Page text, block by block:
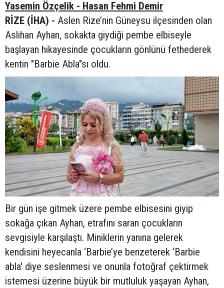
Yasemin Özçelik - Hasan Fehmi Demir
RİZE (İHA) - Aslen Rize’nin Güneysu ilçesinden olan
Aslıhan Ayhan, sokakta giydiği pembe elbiseyle
başlayan hikayesinde çocukların gönlünü fethederek
kentin "Barbie Abla"sı oldu.
Bir gün işe gitmek üzere pembe elbisesini giyip
sokağa çıkan Ayhan, etrafını saran çocukların
sevgisiyle karşılaştı. Miniklerin yanına gelerek
kendisini heyecanla ‘Barbie’ye benzeterek ‘Barbie
abla' diye seslenmesi ve onunla fotoğraf çektirmek
istemesi üzerine büyük bir mutluluk yaşayan Ayhan,